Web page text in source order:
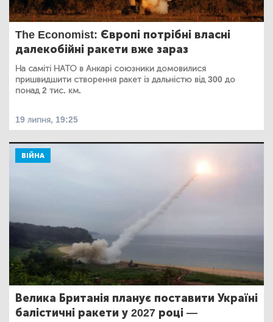
The Economist: Європі потрібні власні
далекобійні ракети вже зараз
На саміті НАТО в Анкарі союзники домовилися
пришвидшити створення ракет із дальністю від 300 до
понад 2 тис. км.
19 липня, 19:25
ВІЙНА
Велика Британія планує поставити Україні
балістичні ракети у 2027 році —